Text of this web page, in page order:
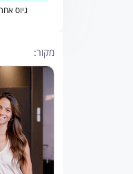
גיוס
מקור: